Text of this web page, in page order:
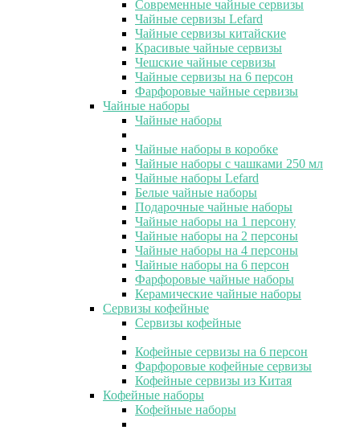
Современные чайные сервизы
Чайные сервизы Lefard
Чайные сервизы китайские
Красивые чайные сервизы
Чешские чайные сервизы
Чайные сервизы на 6 персон
Фарфоровые чайные сервизы
Чайные наборы
Чайные наборы
Чайные наборы в коробке
Чайные наборы с чашками 250 мл
Чайные наборы Lefard
Белые чайные наборы
Подарочные чайные наборы
Чайные наборы на 1 персону
Чайные наборы на 2 персоны
Чайные наборы на 4 персоны
Чайные наборы на 6 персон
Фарфоровые чайные наборы
Керамические чайные наборы
Сервизы кофейные
Сервизы кофейные
Кофейные сервизы на 6 персон
Фарфоровые кофейные сервизы
Кофейные сервизы из Китая
Кофейные наборы
Кофейные наборы